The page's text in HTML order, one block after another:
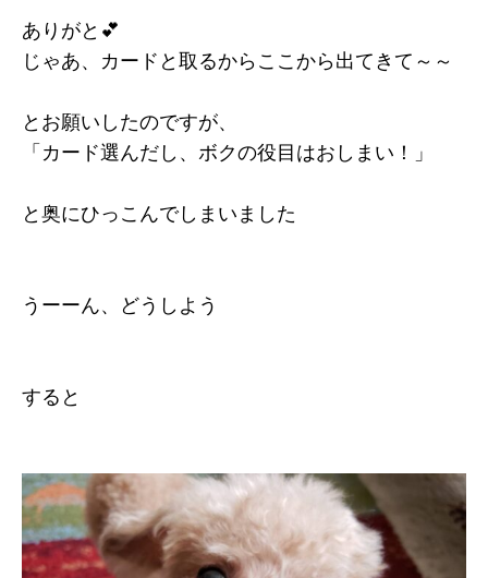
ありがと💕
じゃあ、カードと取るからここから出てきて～～
とお願いしたのですが、
「カード選んだし、ボクの役目はおしまい！」
と奥にひっこんでしまいました
うーーん、どうしよう
すると